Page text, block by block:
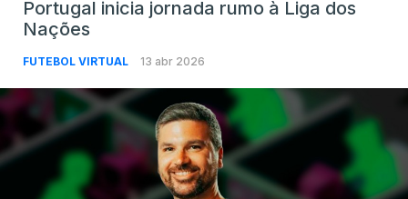
Portugal inicia jornada rumo à Liga dos
Nações
FUTEBOL VIRTUAL 13 abr 2026